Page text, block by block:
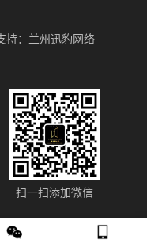
： 兰州迅豹网络
扫一扫添加微信